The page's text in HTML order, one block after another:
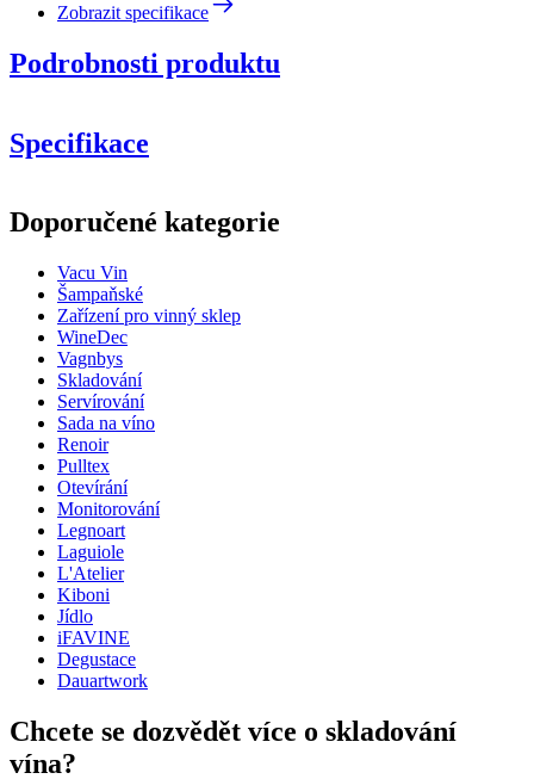
Zobrazit specifikace
Podrobnosti produktu
Specifikace
Číslo produktuV3881460
Rozměry (ŠxVxH cm)
Hmotnost (kg)1.5
Výška (cm)
Šířka (cm)
Hloubka (cm)
wine accessories
Status When Soldout
Hide From Search
Doporučené kategorie
Vacu Vin
Šampaňské
Zařízení pro vinný sklep
WineDec
Vagnbys
Skladování
Servírování
Sada na víno
Renoir
Pulltex
Otevírání
Monitorování
Legnoart
Laguiole
L'Atelier
Kiboni
Jídlo
iFAVINE
Degustace
Dauartwork
Chcete se dozvědět více o skladování
vína?